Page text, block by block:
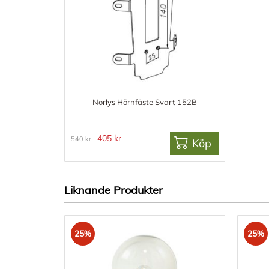
Norlys Hörnfäste Svart 152B
540 kr 405 kr Köp
Liknande Produkter
25% 25%